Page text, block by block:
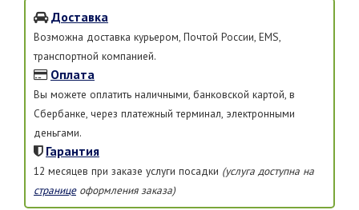
Доставка
Возможна доставка курьером, Почтой России, EMS,
транспортной компанией.
Оплата
Вы можете оплатить наличными, банковской картой, в
Сбербанке, через платежный терминал, электронными
деньгами.
Гарантия
12 месяцев при заказе услуги посадки (услуга доступна на
страницеоформления заказа)